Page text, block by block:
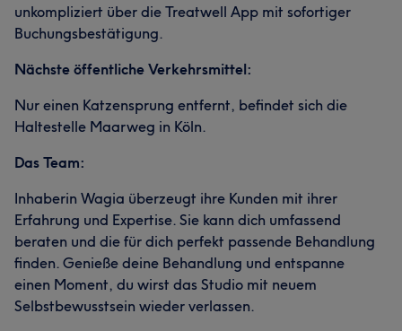
unkompliziert über die Treatwell App mit sofortiger
Buchungsbestätigung.
Nächste öffentliche Verkehrsmittel:
Nur einen Katzensprung entfernt, befindet sich die
Haltestelle Maarweg in Köln.
Das Team:
Inhaberin Wagia überzeugt ihre Kunden mit ihrer
Erfahrung und Expertise. Sie kann dich umfassend
beraten und die für dich perfekt passende Behandlung
finden. Genieße deine Behandlung und entspanne
einen Moment, du wirst das Studio mit neuem
Selbstbewusstsein wieder verlassen.